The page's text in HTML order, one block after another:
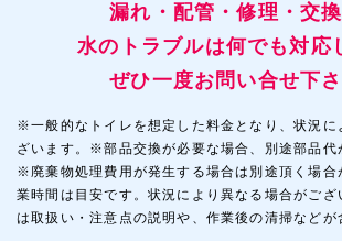
漏れ・配管・修理・交
水のトラブルは何でも対応
ぜひ一度お問い合せ下さ
※一般的なトイレを想定した料金となり、状況に
ざいます。※部品交換が必要な場合、別途部品代
※廃棄物処理費用が発生する場合は別途頂く場
業時間は目安です。状況により異なる場合がご
は取扱い・注意点の説明や、作業後の清掃などが